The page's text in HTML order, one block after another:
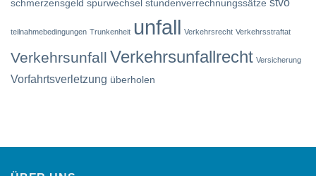
schmerzensgeld spurwechsel stundenverrechnungssätze
teilnahmebedingungen Trunkenheit unfall Verkehrsrecht Verkehrsstraftat
Verkehrsunfall Verkehrsunfallrecht Versicherung
Vorfahrtsverletzung überholen